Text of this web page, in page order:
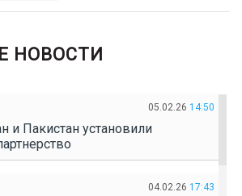
НОВОСТИ
05.02.26 14:50
и Пакистан установили
04.02.26 17:43